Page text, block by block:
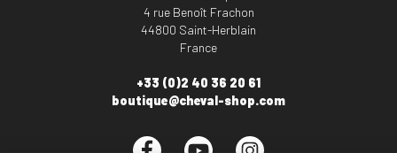
4 rue Benoît Frachon
44800 Saint-Herblain
France
+33 (0)2 40 36 20 61
boutique@cheval-shop.com
Facebook YouTube